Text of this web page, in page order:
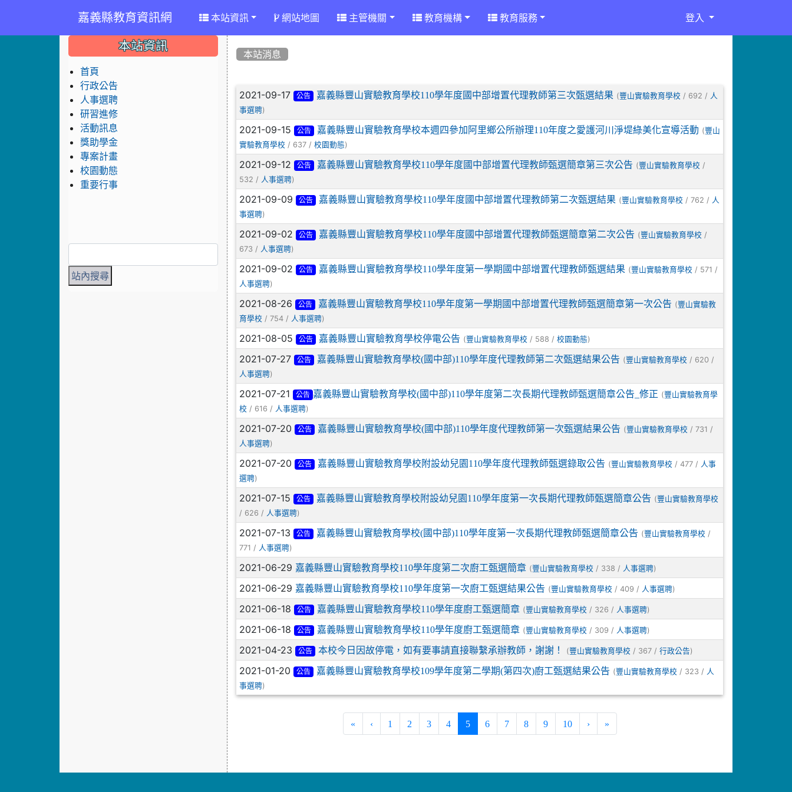
嘉義縣教育資訊網 本站資訊 網站地圖 主管機關 教育機構 教育服務 登入
本站消息
文章列表
2021-09-17 公告 嘉義縣豐山實驗教育學校110學年度國中部增置代理教師第三次甄選結果 (豐山實驗教育學校 / 692 / 人
事選聘)
2021-09-15 公告 嘉義縣豐山實驗教育學校本週四參加阿里鄉公所辦理110年度之愛護河川淨堤綠美化宣導活動 (豐山
實驗教育學校 / 637 /校園動態)
2021-09-12 公告 嘉義縣豐山實驗教育學校110學年度國中部增置代理教師甄選簡章第三次公告 (豐山實驗教育學校 /
532 / 人事選聘)
2021-09-09 公告 嘉義縣豐山實驗教育學校110學年度國中部增置代理教師第二次甄選結果 (豐山實驗教育學校 / 762 / 人
事選聘)
2021-09-02 公告 嘉義縣豐山實驗教育學校110學年度國中部增置代理教師甄選簡章第二次公告 (豐山實驗教育學校 /
673 / 人事選聘)
2021-09-02 公告 嘉義縣豐山實驗教育學校110學年度第一學期國中部增置代理教師甄選結果 (豐山實驗教育學校 / 571 /
人事選聘)
2021-08-26 公告 嘉義縣豐山實驗教育學校110學年度第一學期國中部增置代理教師甄選簡章第一次公告 (豐山實驗教
育學校 / 754 / 人事選聘)
2021-08-05 公告 嘉義縣豐山實驗教育學校停電公告 (豐山實驗教育學校 / 588 / 校園動態)
2021-07-27 公告 嘉義縣豐山實驗教育學校(國中部)110學年度代理教師第二次甄選結果公告 (豐山實驗教育學校 / 620 /
人事選聘)
2021-07-21 公告 ​嘉義縣豐山實驗教育學校(國中部)110學年度第二次長期代理教師甄選簡章公告_修正 (豐山實驗教育學
校 / 616 / 人事選聘)
2021-07-20 公告 嘉義縣豐山實驗教育學校(國中部)110學年度代理教師第一次甄選結果公告 (豐山實驗教育學校 / 731 /
人事選聘)
2021-07-20 公告 嘉義縣豐山實驗教育學校附設幼兒園110學年度代理教師甄選錄取公告 (豐山實驗教育學校 / 477 / 人事
選聘)
2021-07-15 公告 嘉義縣豐山實驗教育學校附設幼兒園110學年度第一次長期代理教師甄選簡章公告 (豐山實驗教育學校
/ 626 / 人事選聘)
2021-07-13 公告 嘉義縣豐山實驗教育學校(國中部)110學年度第一次長期代理教師甄選簡章公告 (豐山實驗教育學校 /
771 / 人事選聘)
2021-06-29 嘉義縣豐山實驗教育學校110學年度第二次廚工甄選簡章 (豐山實驗教育學校 / 338 / 人事選聘)
2021-06-29 嘉義縣豐山實驗教育學校110學年度第一次廚工甄選結果公告 (豐山實驗教育學校 / 409 / 人事選聘)
2021-06-18 公告 嘉義縣豐山實驗教育學校110學年度廚工甄選簡章 (豐山實驗教育學校 / 326 / 人事選聘)
2021-06-18 公告 嘉義縣豐山實驗教育學校110學年度廚工甄選簡章 (豐山實驗教育學校 / 309 / 人事選聘)
2021-04-23 公告 本校今日因故停電，如有要事請直接聯繫承辦教師，謝謝！ (豐山實驗教育學校 / 367 / 行政公告)
2021-01-20 公告 嘉義縣豐山實驗教育學校109學年度第二學期(第四次)廚工甄選結果公告 (豐山實驗教育學校 / 323 / 人
事選聘)
« ‹ 1 2 3 4 5(current)
6 7 8 9 10 › »
::: 本站資訊
首頁
行政公告
人事選聘
研習進修
活動訊息
獎助學金
專案計畫
校園動態
重要行事